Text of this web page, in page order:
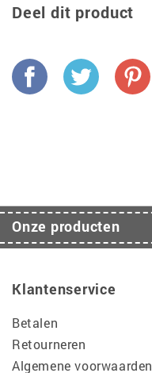
Deel dit product
Onze producten
Klantenservice
Betalen
Retourneren
Algemene voorwaarden